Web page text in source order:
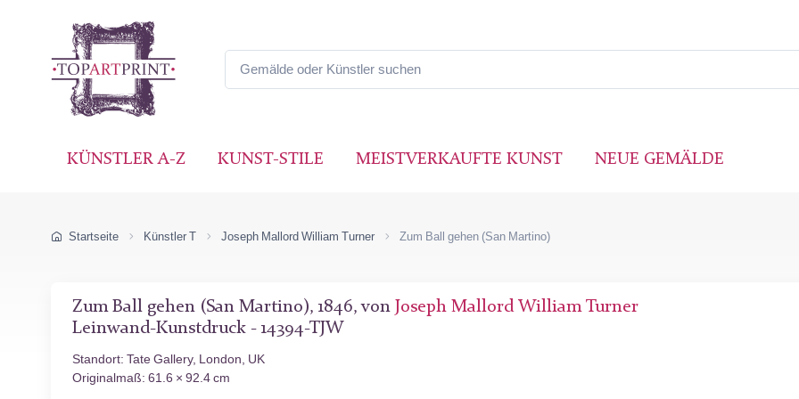
KÜNSTLER A-Z KUNST-STILE MEISTVERKAUFTE KUNST NEUE GEMÄLDE
Startseite Künstler T Joseph Mallord William Turner Zum Ball gehen (San Martino)
Zum Ball gehen (San Martino), 1846, von Joseph Mallord William Turner
Leinwand-Kunstdruck - 14394-TJW
Standort: Tate Gallery, London, UK
Originalmaß: 61.6 × 92.4 cm